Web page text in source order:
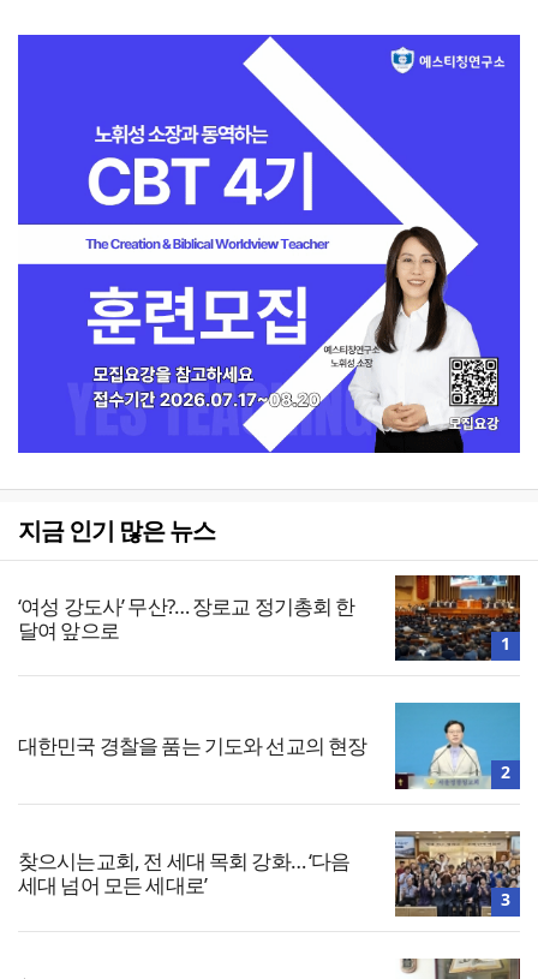
지금 인기 많은 뉴스
‘여성 강도사’ 무산?… 장로교 정기총회 한
달여 앞으로
1
대한민국 경찰을 품는 기도와 선교의 현장
2
찾으시는교회, 전 세대 목회 강화… ‘다음
세대 넘어 모든 세대로’
3